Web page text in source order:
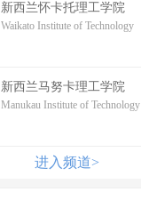
新西兰怀卡托理工学院
Waikato Institute of Technology
新西兰马努卡理工学院
Manukau Institute of Technology
进入频道>